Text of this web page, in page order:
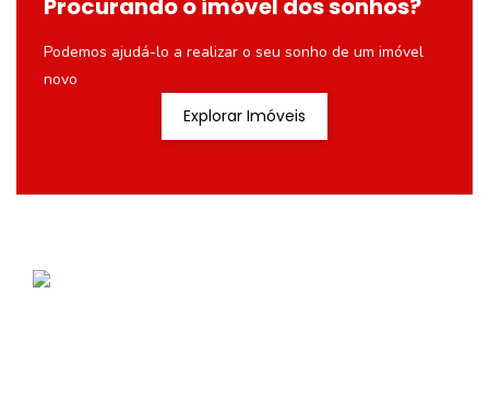
Procurando o imóvel dos sonhos?
Podemos ajudá-lo a realizar o seu sonho de um imóvel
novo
Explorar Imóveis